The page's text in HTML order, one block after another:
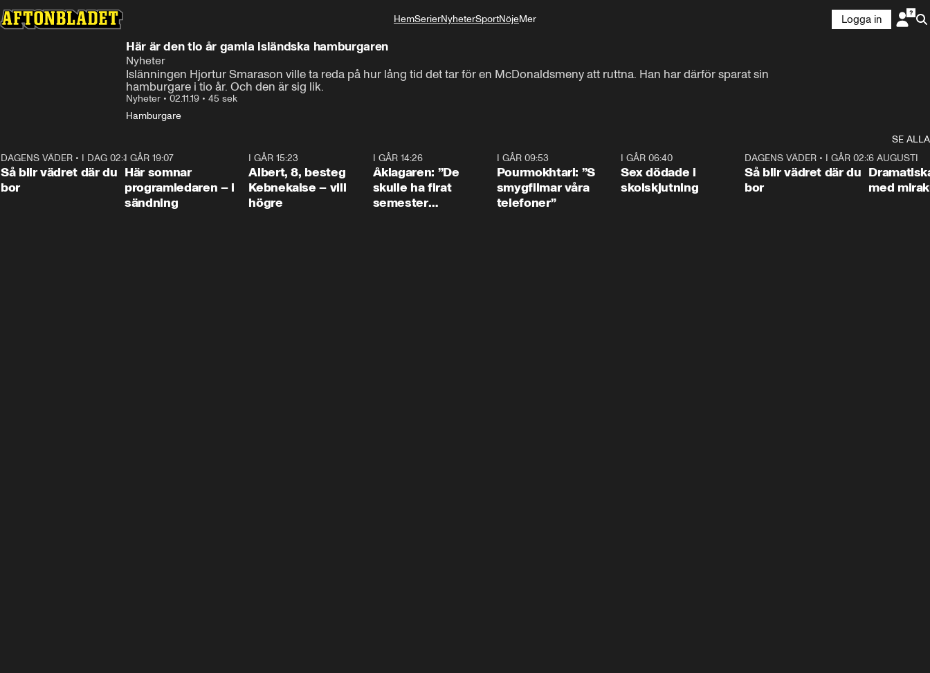
HemSerierNyheterSportNöjeMer
Logga in
Här är den tio år gamla isländska hamburgaren
Nyheter
Islänningen Hjortur Smarason ville ta reda på hur lång tid det tar för en McDonaldsmeny att ruttna. Han har därför sparat sin
hamburgare i tio år. Och den är sig lik.
Nyheter • 02.11.19 • 45 sek
Hamburgare
SE ALLA
1:06
DAGENS VÄDER • I DAG 02:30
Så blir vädret där du
bor
I GÅR 19:07
Här somnar
programledaren – i
sändning
I GÅR 15:23
Albert, 8, besteg
Kebnekaise – vill
högre
I GÅR 14:26
Åklagaren: ”De
skulle ha firat
semester
I GÅR 09:53
Pourmokhtari: ”S
smygfilmar våra
telefoner”
I GÅR 06:40
Sex dödade i
skolskjutning
1:06
DAGENS VÄDER • I GÅR 02:30
Så blir vädret där du
bor
6 AUGUSTI
med